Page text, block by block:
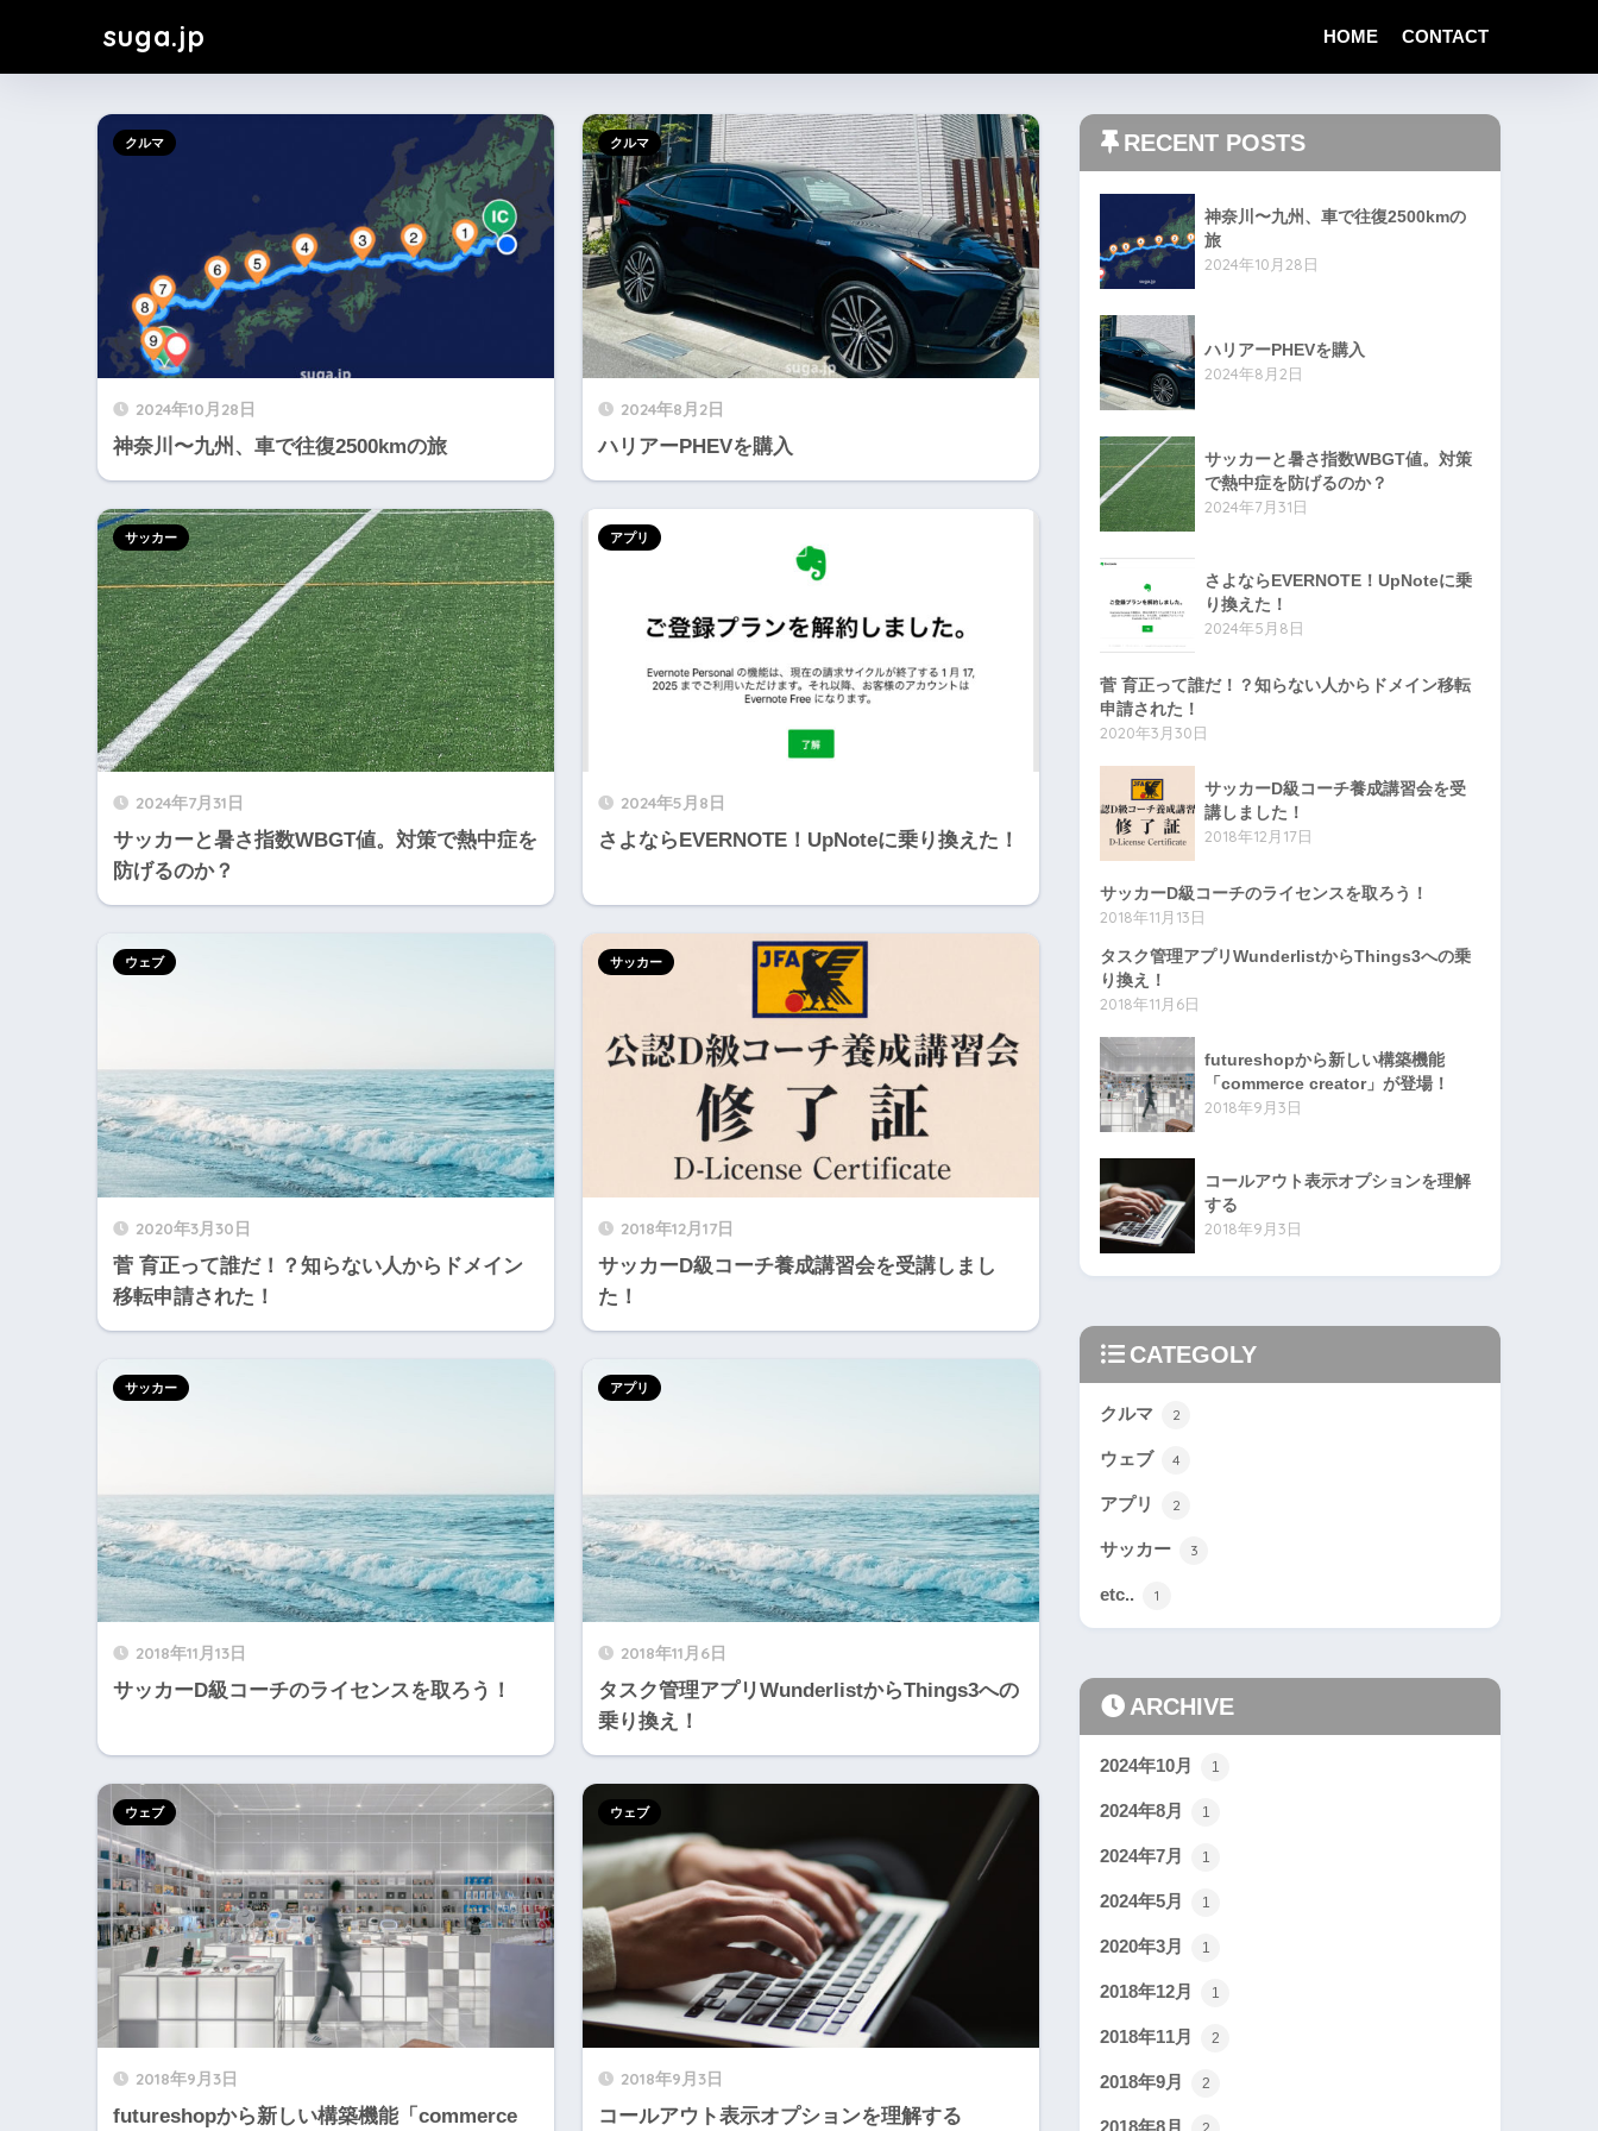
suga.jp HOME CONTACT
2024年10月28日
神奈川〜九州、車で往復2500kmの旅
クルマ
2024年8月2日
ハリアーPHEVを購入
クルマ
2024年7月31日
サッカーと暑さ指数WBGT値。対策で熱中症を
防げるのか？
サッカー
2024年5月8日
さよならEVERNOTE！UpNoteに乗り換えた！
アプリ
2020年3月30日
菅 育正って誰だ！？知らない人からドメイン
移転申請された！
ウェブ
2018年12月17日
サッカーD級コーチ養成講習会を受講しまし
た！
サッカー
2018年11月13日
サッカーD級コーチのライセンスを取ろう！
サッカー
2018年11月6日
タスク管理アプリWunderlistからThings3への
乗り換え！
アプリ
2018年9月3日
futureshopから新しい構築機能「commerce
ウェブ
2018年9月3日
コールアウト表示オプションを理解する
ウェブ
RECENT POSTS
神奈川〜九州、車で往復2500kmの
旅
2024年10月28日
ハリアーPHEVを購入
2024年8月2日
サッカーと暑さ指数WBGT値。対策
で熱中症を防げるのか？
2024年7月31日
さよならEVERNOTE！UpNoteに乗
り換えた！
2024年5月8日
菅 育正って誰だ！？知らない人からドメイン移転
申請された！
2020年3月30日
サッカーD級コーチ養成講習会を受
講しました！
2018年12月17日
サッカーD級コーチのライセンスを取ろう！
2018年11月13日
タスク管理アプリWunderlistからThings3への乗
り換え！
2018年11月6日
futureshopから新しい構築機能
「commerce creator」が登場！
2018年9月3日
コールアウト表示オプションを理解
する
2018年9月3日
CATEGOLY
クルマ 2
ウェブ 4
アプリ 2
サッカー 3
etc.. 1
ARCHIVE
2024年10月 1
2024年8月 1
2024年7月 1
2024年5月 1
2020年3月 1
2018年12月 1
2018年11月 2
2018年9月 2